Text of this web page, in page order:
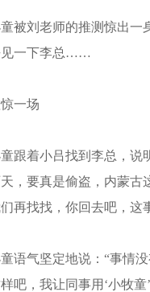
刘老师的推测惊出一身
见一下李总……
一场
着小吕找到李总，说明
，要真是偷盗，内蒙古
再找找，你回去吧，这
气坚定地说：“事情没
吧，我让同事用‘小牧